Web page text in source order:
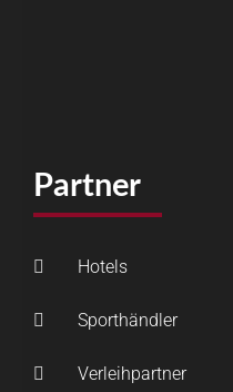
Partner
Hotels
Sporthändler
Verleihpartner